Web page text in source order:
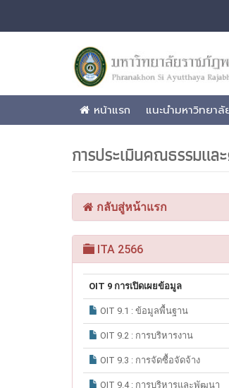
หน้าแรก แนะนำมหาวิทยาลั
การประเมินคณธรรมแล
กลับสู่หน้าแรก
ITA 2566
OIT 9 การเปิดเผยข้อมูล
OIT 9.1 : ข้อมูลพื้นฐาน
OIT 9.2 : การบริหารงาน
OIT 9.3 : การจัดซื้อจัดจ้าง
OIT 9.4 : การบริหารและพัฒนา